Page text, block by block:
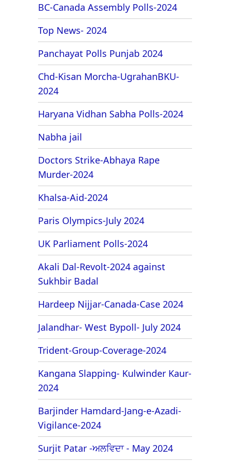
BC-Canada Assembly Polls-2024
Top News- 2024
Panchayat Polls Punjab 2024
Chd-Kisan Morcha-UgrahanBKU-
2024
Haryana Vidhan Sabha Polls-2024
Nabha jail
Doctors Strike-Abhaya Rape
Murder-2024
Khalsa-Aid-2024
Paris Olympics-July 2024
UK Parliament Polls-2024
Akali Dal-Revolt-2024 against
Sukhbir Badal
Hardeep Nijjar-Canada-Case 2024
Jalandhar- West Bypoll- July 2024
Trident-Group-Coverage-2024
Kangana Slapping- Kulwinder Kaur-
2024
Barjinder Hamdard-Jang-e-Azadi-
Vigilance-2024
Surjit Patar -ਅਲਵਿਦਾ - May 2024